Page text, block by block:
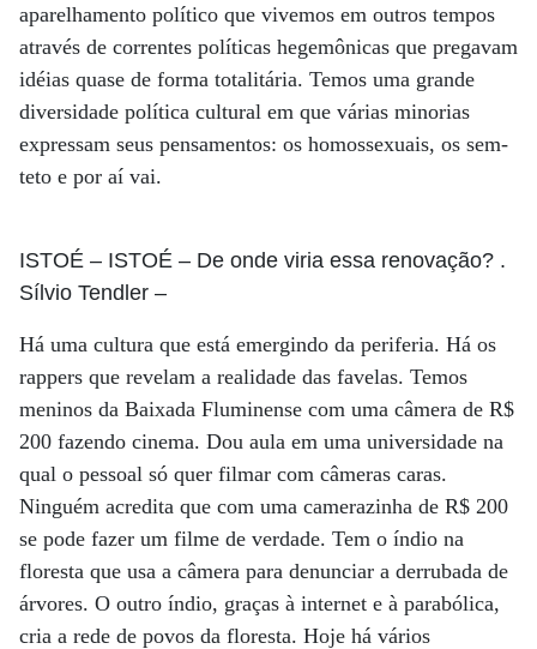
aparelhamento político que vivemos em outros tempos
através de correntes políticas hegemônicas que pregavam
idéias quase de forma totalitária. Temos uma grande
diversidade política cultural em que várias minorias
expressam seus pensamentos: os homossexuais, os sem-
teto e por aí vai.
ISTOÉ – ISTOÉ – De onde viria essa renovação? .
Sílvio Tendler –
Há uma cultura que está emergindo da periferia. Há os
rappers que revelam a realidade das favelas. Temos
meninos da Baixada Fluminense com uma câmera de R$
200 fazendo cinema. Dou aula em uma universidade na
qual o pessoal só quer filmar com câmeras caras.
Ninguém acredita que com uma camerazinha de R$ 200
se pode fazer um filme de verdade. Tem o índio na
floresta que usa a câmera para denunciar a derrubada de
árvores. O outro índio, graças à internet e à parabólica,
cria a rede de povos da floresta. Hoje há vários